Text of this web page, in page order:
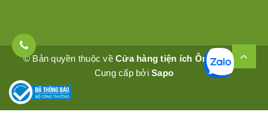
© Bản quyền thuộc vềCửa hàng tiện ích Ômêly Mart
Cung cấp bởiSapo